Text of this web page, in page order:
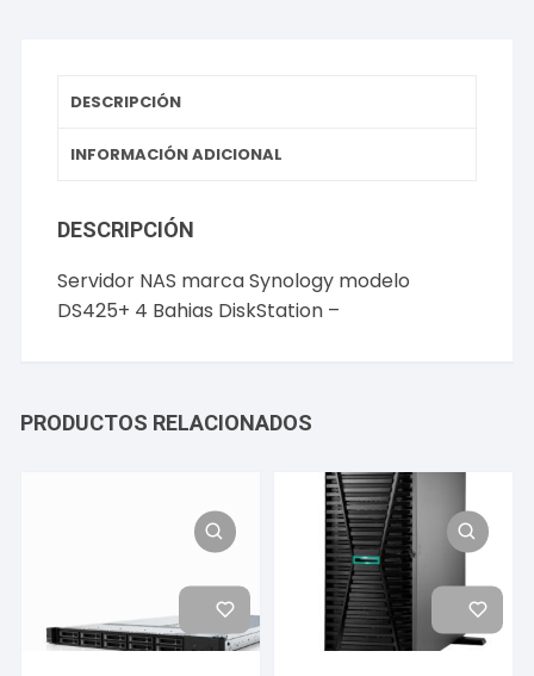
DESCRIPCIÓN
INFORMACIÓN ADICIONAL
DESCRIPCIÓN
Servidor NAS marca Synology modelo
DS425+ 4 Bahias DiskStation –
PRODUCTOS RELACIONADOS